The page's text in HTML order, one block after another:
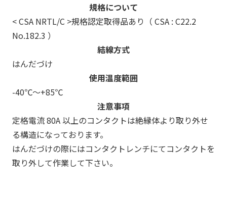
規格について
< CSA NRTL/C >規格認定取得品あり（ CSA : C22.2
No.182.3 ）
結線方式
はんだづけ
使用温度範囲
-40℃～+85℃
注意事項
定格電流 80A 以上のコンタクトは絶縁体より取り外せ
る構造になっております。
はんだづけの際にはコンタクトレンチにてコンタクトを
取り外して作業して下さい。